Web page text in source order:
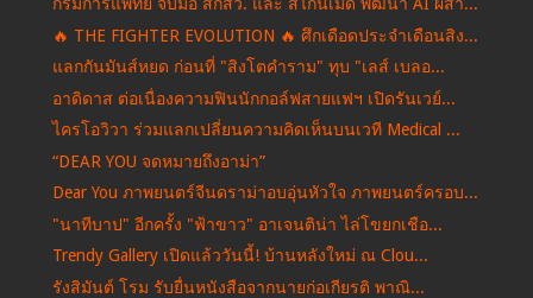
กรมการแพทย์ จับมือ สกสว. และ สไกน์เมด พัฒนา AI ผสา...
🔥 THE FIGHTER EVOLUTION 🔥 ศึกเดือดประจำเดือนสิง...
แลกกันมันส์หยด ก่อนที่ "สิงโตคำราม" ทุบ "เลส์ เบลอ...
อาดิดาส ต่อเนื่องความฟินนักกอล์ฟสายแฟฯ เปิดรันเวย์...
ไครโอวิวา ร่วมแลกเปลี่ยนความคิดเห็นบนเวที Medical ...
“DEAR YOU จดหมายถึงอาม่า”
Dear You ภาพยนตร์จีนดราม่าอบอุ่นหัวใจ ภาพยนตร์ครอบ...
"นาทีบาป" อีกครั้ง "ฟ้าขาว" อาเจนติน่า ไล่โขยกเชือ...
Trendy Gallery เปิดแล้ววันนี้! บ้านหลังใหม่ ณ Clou...
รังสิมันต์ โรม รับยื่นหนังสือจากนายก่อเกียรติ พาณิ...